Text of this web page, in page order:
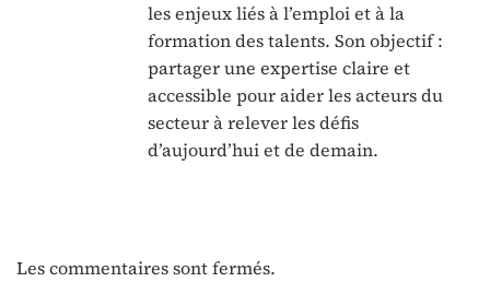
les enjeux liés à l’emploi et à la
formation des talents. Son objectif :
partager une expertise claire et
accessible pour aider les acteurs du
secteur à relever les défis
d’aujourd’hui et de demain.
Les commentaires sont fermés.